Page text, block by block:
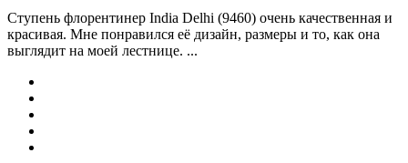
Ступень флорентинер India Delhi (9460) очень качественная и
красивая. Мне понравился её дизайн, размеры и то, как она
выглядит на моей лестнице. ...